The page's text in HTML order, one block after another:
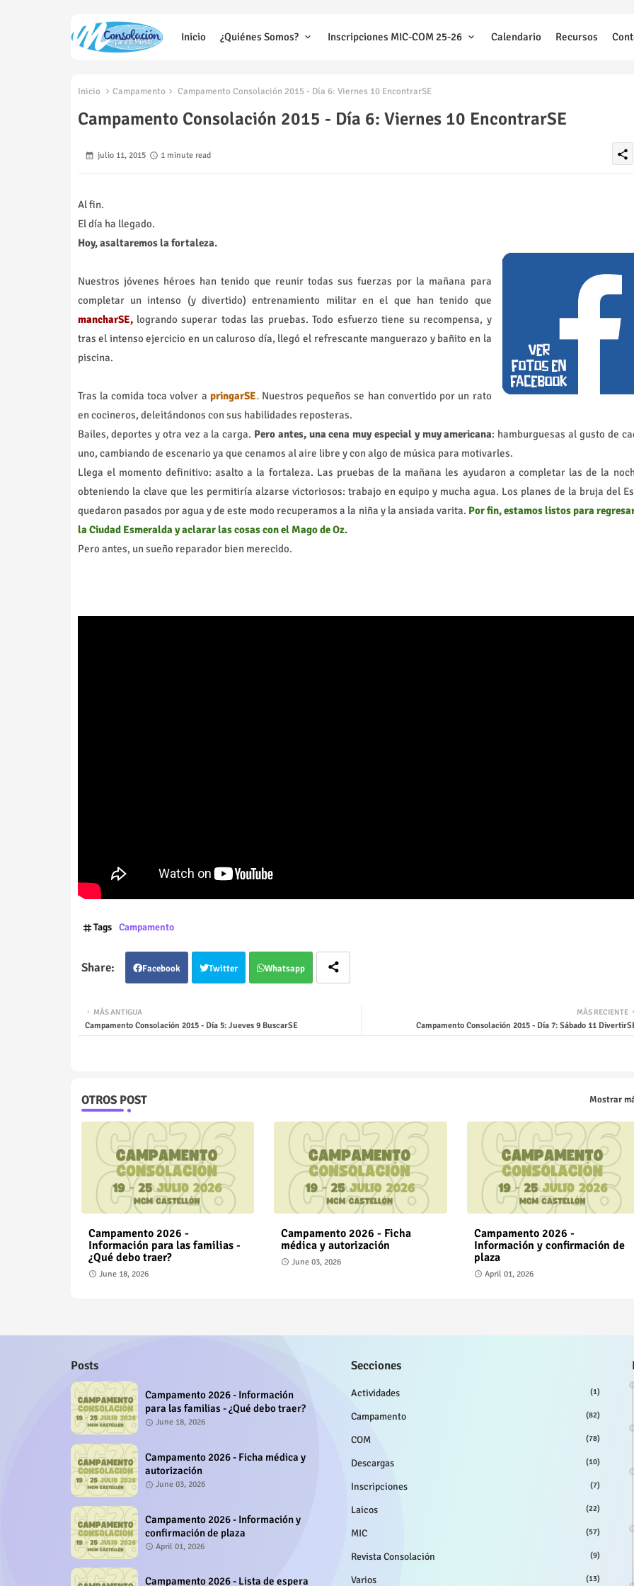
Inicio ¿Quiénes Somos? Inscripciones MIC-COM 25-26 Calendario Recursos
Inicio Campamento Campamento Consolación 2015 - Día 6: Viernes 10 EncontrarSE
Campamento Consolación 2015 - Día 6: Viernes 10 EncontrarSE
julio 11, 2015 1 minute read share
Al fin.
El día ha llegado.
Hoy, asaltaremos la fortaleza.
Nuestros jóvenes héroes han tenido que reunir todas sus fuerzas por la mañana para
completar un intenso (y divertido) entrenamiento militar en el que han tenido que
mancharSE,logrando superar todas las pruebas. Todo esfuerzo tiene su recompensa, y
tras el intenso ejercicio en un caluroso día, llegó el refrescante manguerazo y bañito en la
piscina.
Tras la comida toca volver a pringarSE.Nuestros pequeños se han convertido por un rato
en cocineros, deleitándonos con sus habilidades reposteras.
Bailes, deportes y otra vez a la carga. Pero antes, una cena muy especial y muy americana: hamburguesas al gusto de
uno, cambiando de escenario ya que cenamos al aire libre y con algo de música para motivarles.
Llega el momento definitivo: asalto a la fortaleza. Las pruebas de la mañana les ayudaron a completar las de la
obteniendo la clave que les permitiría alzarse victoriosos: trabajo en equipo y mucha agua. Los planes de la bruja del
quedaron pasados por agua y de este modo recuperamos a la niña y la ansiada varita. Por fin, estamos listos para
la Ciudad Esmeralda y aclarar las cosas con el Mago de Oz.
Pero antes, un sueño reparador bien merecido.
Tags Campamento
Facebook Twitter Whatsapp
MÁS RECIENTE
Campamento Consolación 2015 - Día 7: Sábado 11
MÁS ANTIGUA
Campamento Consolación 2015 - Día 5: Jueves 9 BuscarSE
OTROS POST Mostrar
Campamento 2026 -
Información para las familias -
¿Qué debo traer?
June 18, 2026
Campamento 2026 - Ficha
médica y autorización
June 03, 2026
Campamento 2026 -
Información y confirmación de
plaza
April 01, 2026
Posts
Campamento 2026 - Información
para las familias - ¿Qué debo traer?
June 18, 2026
Campamento 2026 - Ficha médica y
autorización
June 03, 2026
Campamento 2026 - Información y
confirmación de plaza
April 01, 2026
Campamento 2026 - Lista de espera
Secciones
Actividades (1)
Campamento (82)
COM (78)
Descargas (10)
Inscripciones (7)
Laicos (22)
MIC (57)
Revista Consolación (9)
Varios (13)